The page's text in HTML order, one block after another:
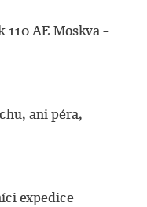
AE Moskva –
ani péra,
expedice